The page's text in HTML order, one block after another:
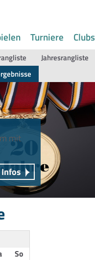
Turniere Clubs
Jahresrangliste
mit
So